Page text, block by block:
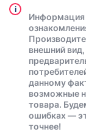
i
Информация
внешний
данному
возможные
товара.
ошибках —
точнее!